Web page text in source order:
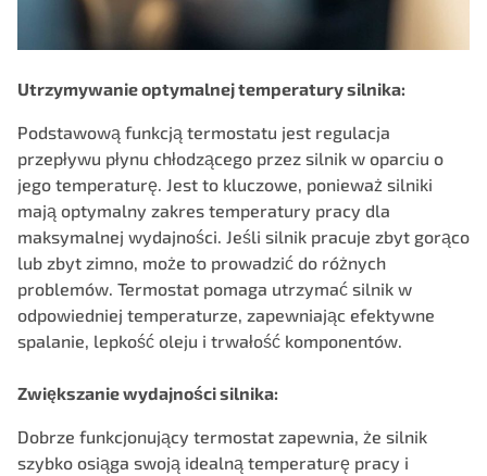
Utrzymywanie optymalnej temperatury silnika:
Podstawową funkcją termostatu jest regulacja
przepływu płynu chłodzącego przez silnik w oparciu o
jego temperaturę. Jest to kluczowe, ponieważ silniki
mają optymalny zakres temperatury pracy dla
maksymalnej wydajności. Jeśli silnik pracuje zbyt gorąco
lub zbyt zimno, może to prowadzić do różnych
problemów. Termostat pomaga utrzymać silnik w
odpowiedniej temperaturze, zapewniając efektywne
spalanie, lepkość oleju i trwałość komponentów.
Zwiększanie wydajności silnika:
Dobrze funkcjonujący termostat zapewnia, że silnik
szybko osiąga swoją idealną temperaturę pracy i